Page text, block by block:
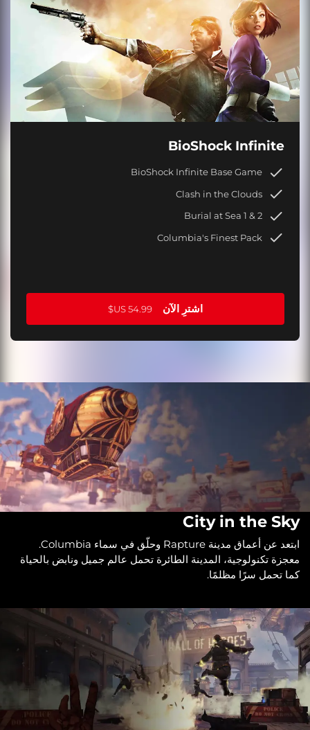
BioShock Infinite
BioShock Infinite Base Game
Clash in the Clouds
Burial at Sea 1 & 2
Columbia's Finest Pack
اشترِ الآن ‏54.99 US$
City in the Sky
ابتعد عن أعماق مدينة Rapture وحلّق في سماء Columbia.
معجزة تكنولوجية، المدينة الطائرة تحمل عالم جميل ونابض بالحياة
كما تحمل سرًا مظلمًا.